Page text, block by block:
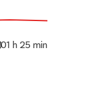
01 h 25 min